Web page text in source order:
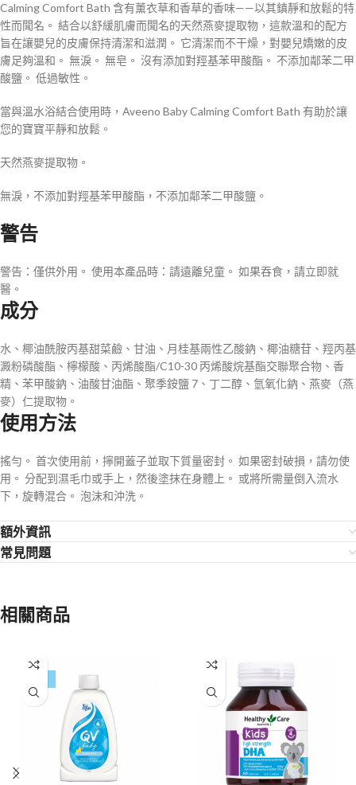
Calming Comfort Bath 含有薰衣草和香草的香味——以其鎮靜和放鬆的特
性而聞名。 結合以舒緩肌膚而聞名的天然燕麥提取物，這款溫和的配方
旨在讓嬰兒的皮膚保持清潔和滋潤。 它清潔而不干燥，對嬰兒嬌嫩的皮
膚足夠溫和。 無淚。 無皂。 沒有添加對羥基苯甲酸酯。 不添加鄰苯二甲
酸鹽。 低過敏性。
當與溫水浴結合使用時，Aveeno Baby Calming Comfort Bath 有助於讓
您的寶寶平靜和放鬆。
天然燕麥提取物。
無淚，不添加對羥基苯甲酸酯，不添加鄰苯二甲酸鹽。
警告
警告：僅供外用。 使用本產品時：請遠離兒童。 如果吞食，請立即就
醫。
成分
水、椰油酰胺丙基甜菜鹼、甘油、月桂基兩性乙酸鈉、椰油糖苷、羥丙基
澱粉磷酸酯、檸檬酸、丙烯酸酯/C10-30 丙烯酸烷基酯交聯聚合物、香
精、苯甲酸鈉、油酸甘油酯、聚季銨鹽 7、丁二醇、氫氧化鈉、燕麥（燕
麥）仁提取物。
使用方法
搖勻。 首次使用前，擰開蓋子並取下質量密封。 如果密封破損，請勿使
用。 分配到濕毛巾或手上，然後塗抹在身體上。 或將所需量倒入流水
下，旋轉混合。 泡沫和沖洗。
額外資訊
常見問題
相關商品